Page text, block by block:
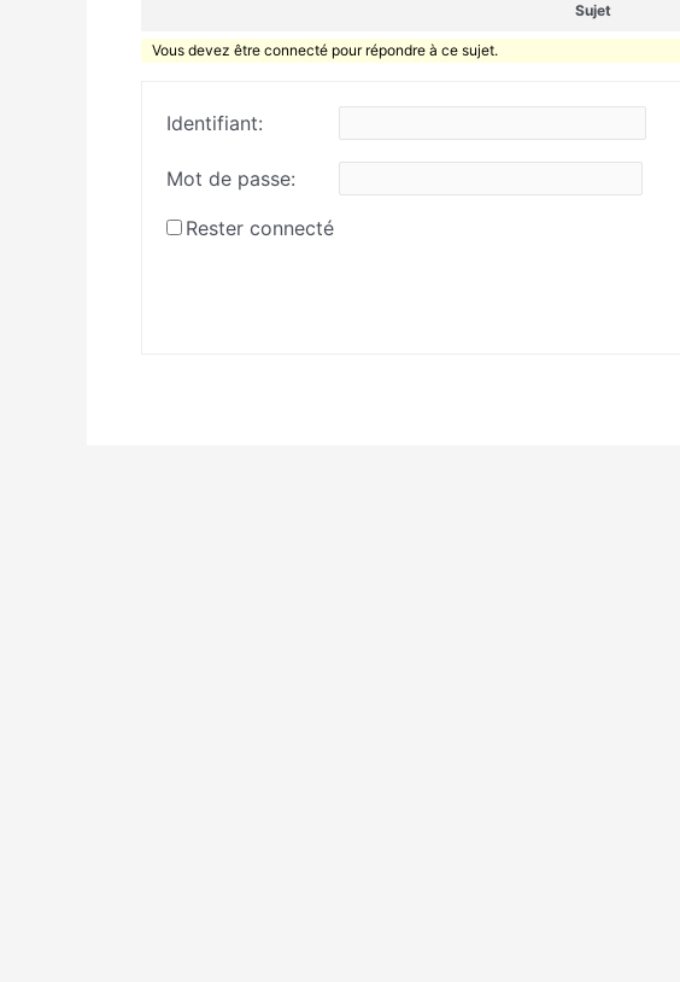
Sujet
Vous devez être connecté pour répondre à ce sujet.
Identifiant:
Mot de passe:
Rester connecté